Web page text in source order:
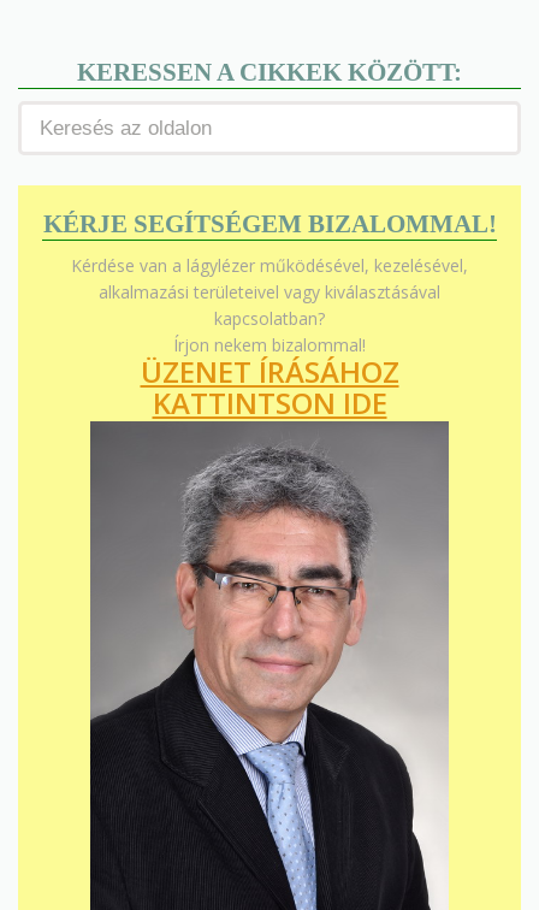
KERESSEN A CIKKEK KÖZÖTT:
KÉRJE SEGÍTSÉGEM BIZALOMMAL!
Kérdése van a lágylézer működésével, kezelésével,
alkalmazási területeivel vagy kiválasztásával
kapcsolatban?
Írjon nekem bizalommal!
ÜZENET ÍRÁSÁHOZ
KATTINTSON IDE